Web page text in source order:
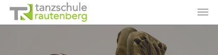
Zum Hauptinhalt springen